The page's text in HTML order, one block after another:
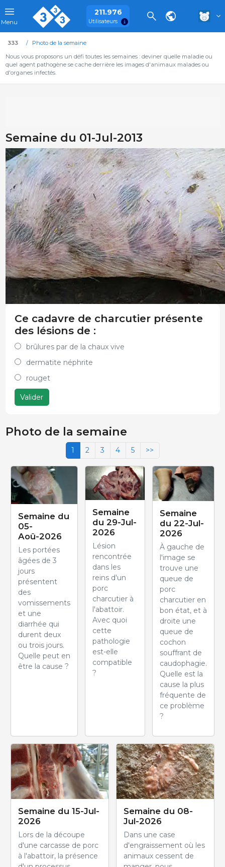
Menu
211.976
Utilisateurs
333
Photo de la semaine
Nous vous proposons un défi toutes les semaines : deviner quelle maladie ou
quel agent pathogène se cache derrière les images d'animaux malades ou
d'organes infectés.
Semaine du 01-Jul-2013
Ce cadavre de charcutier présente
des lésions de :
brûlures par de la chaux vive
dermatite néphrite
rouget
Valider
Photo de la semaine
1 2 3 4 5 >>
Semaine du
05-
Aoû-2026
Les portées
âgées de 3
jours
présentent
des
vomissements
et une
diarrhée qui
durent deux
ou trois jours.
Quelle peut en
être la cause ?
Semaine
du 29-Jul-
2026
Lésion
rencontrée
dans les
reins d'un
porc
charcutier à
l'abattoir.
Avec quoi
cette
pathologie
est-elle
compatible
?
Semaine
du 22-Jul-
2026
À gauche de
l'image se
trouve une
queue de
porc
charcutier en
bon état, et à
droite une
queue de
cochon
souffrant de
caudophagie.
Quelle est la
cause la plus
fréquente de
ce problème
?
Semaine du 15-Jul-
2026
Lors de la découpe
d'une carcasse de porc
à l'abattoir, la présence
Semaine du 08-
Jul-2026
Dans une case
d'engraissement où les
animaux cessent de